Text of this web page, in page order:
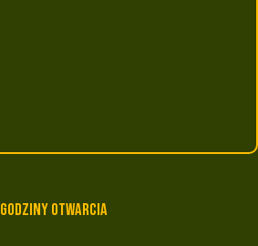
Godziny otwarcia